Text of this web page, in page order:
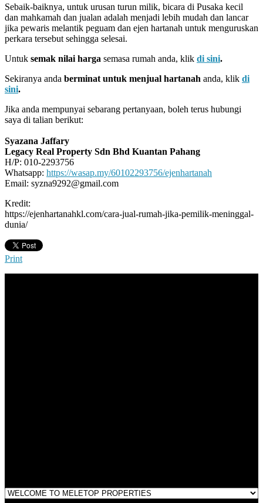
Sebaik-baiknya, untuk urusan turun milik, bicara di Pusaka kecil
dan mahkamah dan jualan adalah menjadi lebih mudah dan lancar
jika pewaris melantik peguam dan ejen hartanah untuk menguruskan
perkara tersebut sehingga selesai.
Untuk semak nilai harga semasa rumah anda, klik di sini.
Sekiranya anda berminat untuk menjual hartanah anda, klik di
sini.
Jika anda mempunyai sebarang pertanyaan, boleh terus hubungi
saya di talian berikut:
Syazana Jaffary
Legacy Real Property Sdn Bhd Kuantan Pahang
H/P: 010-2293756
Whatsapp: https://wasap.my/60102293756/ejenhartanah
Email: syzna9292@gmail.com
Kredit:
https://ejenhartanahkl.com/cara-jual-rumah-jika-pemilik-meninggal-
dunia/
Print